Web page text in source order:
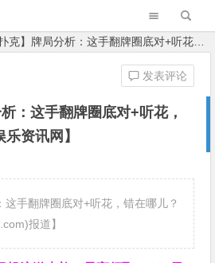
】牌局分析：这手翻牌圈底对+听花，错在哪儿？【365娱乐资讯网】
：这手翻牌圈底对+听花，
资讯网】
发表评论
这手翻牌圈底对+听花，错在哪儿？
报道】